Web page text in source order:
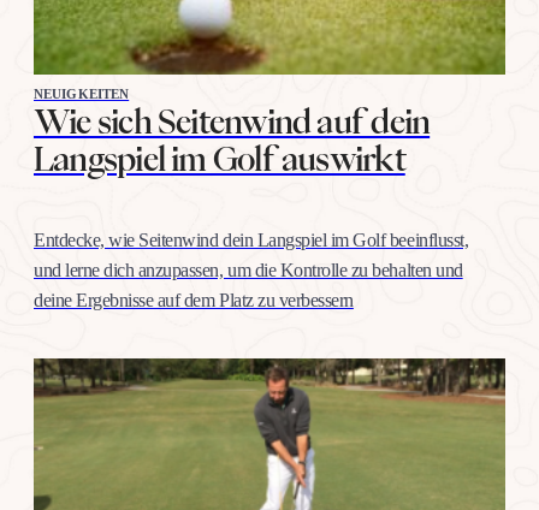
NEUIGKEITEN
Wie sich Seitenwind auf dein
Langspiel im Golf auswirkt
Entdecke, wie Seitenwind dein Langspiel im Golf beeinflusst,
und lerne dich anzupassen, um die Kontrolle zu behalten und
deine Ergebnisse auf dem Platz zu verbessern